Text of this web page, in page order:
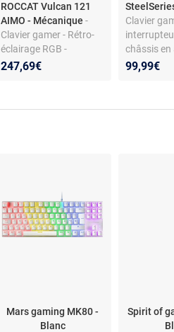
ROCCAT Vulcan 121
AIMO - Mécanique-
Clavier gamer - Rétro-
éclairage RGB -
Switches Titan Speed -
247,69€
Clavier
châssis
écran
99,99€
Mars gaming MK80 -
Blanc
Spirit of